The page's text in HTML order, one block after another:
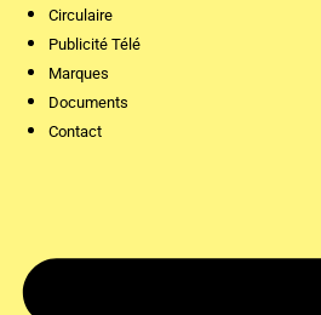
Circulaire
Publicité Télé
Marques
Documents
Contact